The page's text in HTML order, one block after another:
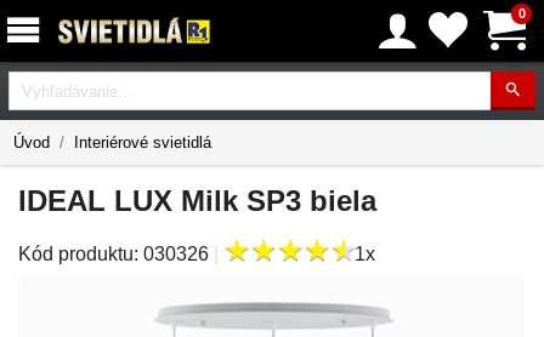
0
Vyhľadávanie
Úvod Interiérové svietidlá
IDEAL LUX Milk SP3 biela
Kód produktu: 030326 ★★★★★
★★★★★1x